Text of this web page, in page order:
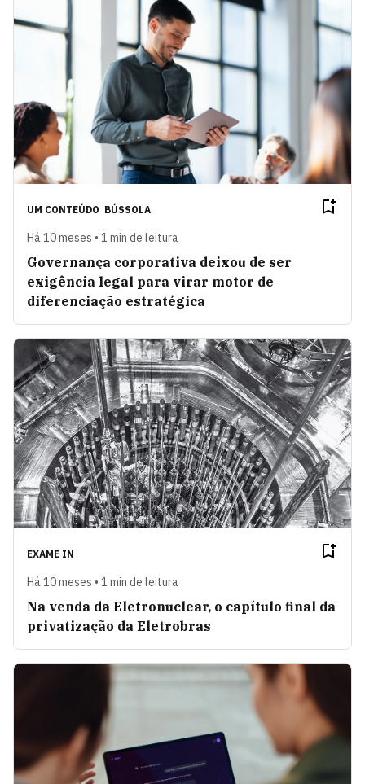
UM CONTEÚDO BÚSSOLA
Há 10 meses • 1 min de leitura
Governança corporativa deixou de ser
exigência legal para virar motor de
diferenciação estratégica
EXAME IN
Há 10 meses • 1 min de leitura
Na venda da Eletronuclear, o capítulo final da
privatização da Eletrobras